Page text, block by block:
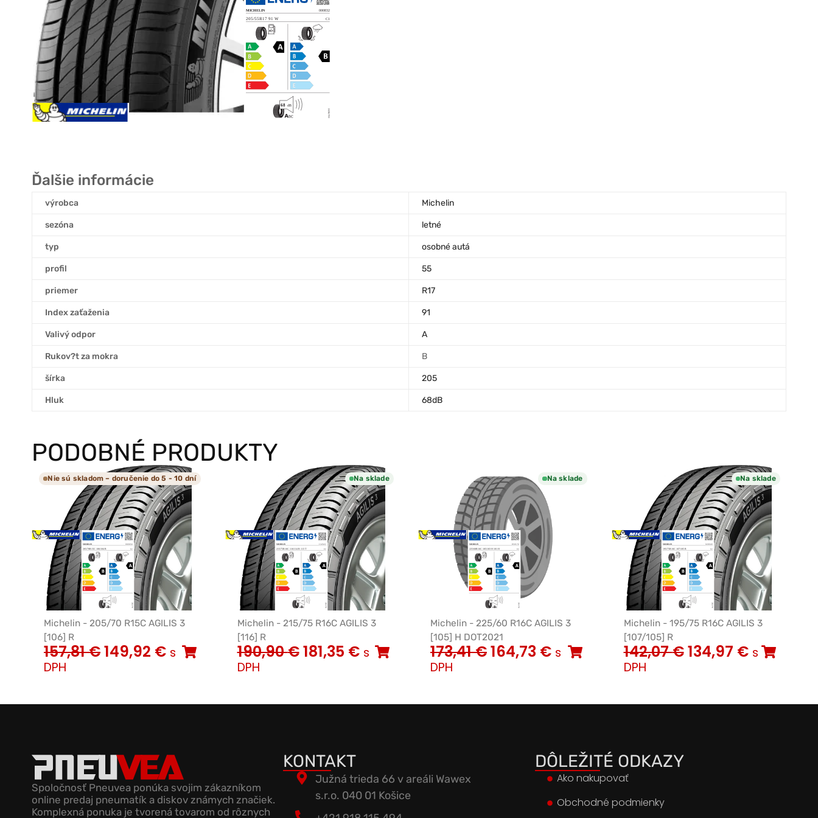
Ďalšie informácie
výrobca Michelin
sezóna letné
typ osobné autá
profil 55
priemer R17
Index zaťaženia 91
Valivý odpor A
Rukov?t za mokra B
šírka 205
Hluk 68dB
PODOBNÉ PRODUKTY
Nie sú skladom – doručenie do 5 - 10 dní
Michelin - 205/70 R15C AGILIS 3
[106] R
157,81€149,92 € s
DPH
Na sklade
Michelin - 215/75 R16C AGILIS 3
[116] R
190,90€181,35 € s
DPH
Na sklade
Michelin - 225/60 R16C AGILIS 3
[105] H DOT2021
173,41€164,73 € s
DPH
Na sklade
Michelin - 195/75 R16C AGILIS 3
[107/105] R
142,07€134,97 € s
DPH
Spoločnosť Pneuvea ponúka svojim zákazníkom
online predaj pneumatík a diskov známych značiek.
Komplexná ponuka je tvorená tovarom od rôznych
KONTAKT
Južná trieda 66 v areáli Wawex
s.r.o. 040 01 Košice
DÔLEŽITÉ ODKAZY
Ako nakupovať
Obchodné podmienky